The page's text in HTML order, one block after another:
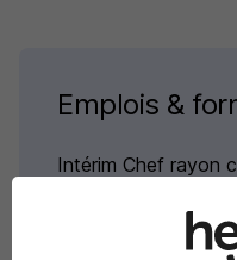
Emplois &
Intérim Chef rayon
Emploi Chef rayon
Entreprises Chef